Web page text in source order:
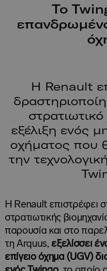
Το
Η Renault
εξέλιξη ενός
οχήματος που
την
H Renault επιστρέφει
στρατιωτικής
παρουσία και στο
τη Arquus,εξελίσσει
επίγειο όχημα (UGV)